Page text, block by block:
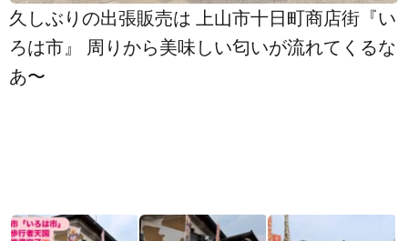
久しぶりの出張販売は 上山市十日町商店街『い
ろは市』 周りから美味しい匂いが流れてくるな
あ〜